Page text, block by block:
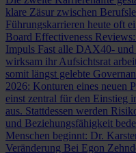
klare Zäsur zwischen
Führungskarrieren heute oft
Board Effectiveness
Impuls Fast alle DAX40-
wirksam ihr Aufsichtsrat
somit längst gelebte
2026: Konturen eines neuen
einst zentral für den Einstieg
aus. Stattdessen werden
und Beziehungsfähigkeit
Menschen beginnt: Dr.
Veränderung Bei Egon